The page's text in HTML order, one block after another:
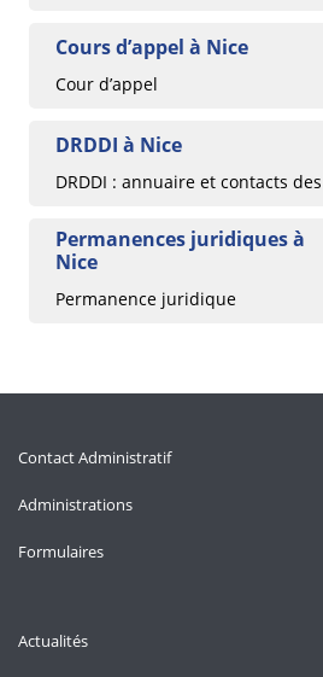
Cours d’appel à Nice
Cour d’appel
DRDDI à Nice
DRDDI : annuaire et contacts
Permanences juridiques à
Nice
Permanence juridique
Contact Administratif
Administrations
Formulaires
Actualités